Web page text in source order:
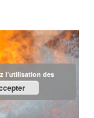
l’utilisation des